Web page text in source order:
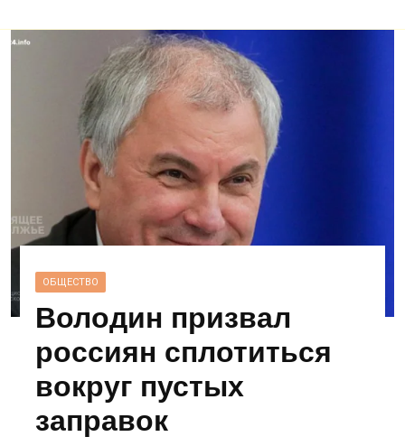
ОБЩЕСТВО
Володин призвал
россиян сплотиться
вокруг пустых
заправок